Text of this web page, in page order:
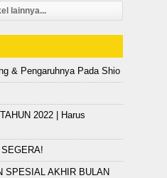
lainnya...
& Pengaruhnya Pada Shio
2022 | Harus
SPESIAL AKHIR BULAN